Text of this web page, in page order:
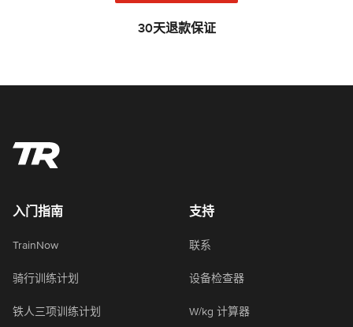
30天退款保证
入门指南
TrainNow
骑行训练计划
铁人三项训练计划
支持
联系
设备检查器
W/kg 计算器